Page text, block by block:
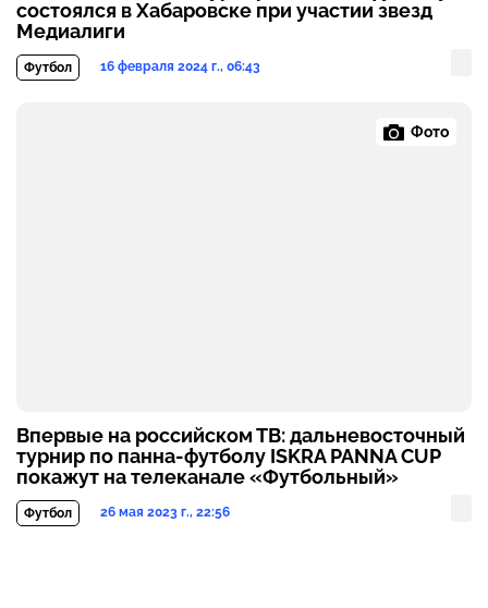
состоялся в Хабаровске при участии звезд
Медиалиги
Футбол 16 февраля 2024 г., 06:43
Фото
Впервые на российском ТВ: дальневосточный
турнир по панна-футболу ISKRA PANNA CUP
покажут на телеканале «Футбольный»
Футбол 26 мая 2023 г., 22:56